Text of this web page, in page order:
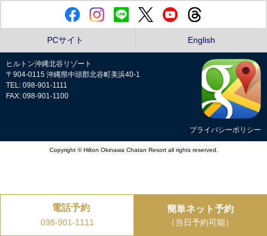
PCサイト English
ヒルトン沖縄北谷リゾート
〒904-0115 沖縄県中頭郡北谷町美浜40-1
TEL: 098-901-1111
FAX: 098-901-1100
プライバシーポリシー
Copyright © Hilton Okinawa Chatan Resort all rights reserved.
電話予約
098-901-1111
簡単ネット予約
（当日予約可能）